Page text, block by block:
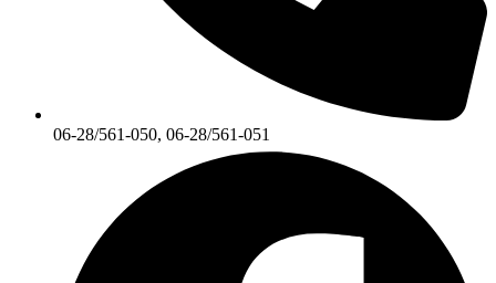
06-28/561-050, 06-28/561-051